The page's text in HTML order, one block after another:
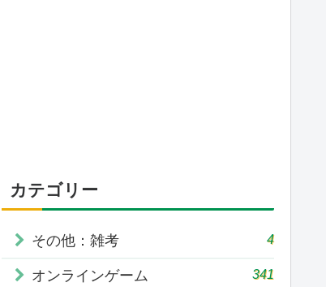
カテゴリー
その他：雑考 4
オンラインゲーム 341